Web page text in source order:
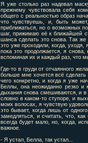
Я уже столько раз надевал
прежнему чувствовала себя
общего с реальностью образ
что чувствуешь, и, быть
приближаться, но о возможных
шаг, прижимаю её к ближайшей
шанса сделать это снова. Так же
это уже проходили, когда, уходя,
пока это продолжается, я
вспоминая их и каждый раз, что
Где-то в груди от отчаянного
больше мне хочется всё
чего конкретно, и когда я уже
Беллы, она неожиданно резко и
дыхания снова смешиваются, и в
словно в каком-то ступоре, и
моих волосах, я чувствую
это бывает, когда лишь от
замедляться, и считать, что,
всегда будет мало, но, когда,
важное.
- Я устал, Белла, так устал...